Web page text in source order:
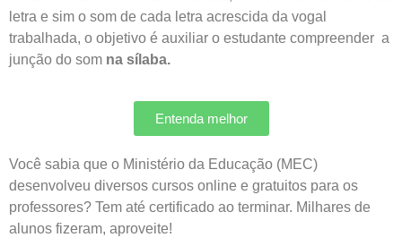
letra e sim o som de cada letra acrescida da vogal
trabalhada, o objetivo é auxiliar o estudante compreender a
junção do som na sílaba.
Entenda melhor
Você sabia que o Ministério da Educação (MEC)
desenvolveu diversos cursos online e gratuitos para os
professores? Tem até certificado ao terminar. Milhares de
alunos fizeram, aproveite!